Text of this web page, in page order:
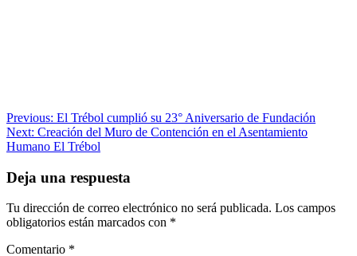
Navegación
de
Previous: El Trébol cumplió su 23° Aniversario de Fundación
Next: Creación del Muro de Contención en el Asentamiento
Humano El Trébol
Deja una respuesta
Tu dirección de correo electrónico no será publicada. Los campos
obligatorios están marcados con *
Comentario *